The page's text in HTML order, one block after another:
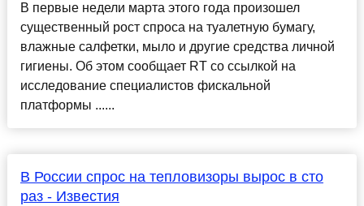
В первые недели марта этого года произошел
существенный рост спроса на туалетную бумагу,
влажные салфетки, мыло и другие средства личной
гигиены. Об этом сообщает RT со ссылкой на
исследование специалистов фискальной
платформы ......
В России спрос на тепловизоры вырос в сто
раз - Известия